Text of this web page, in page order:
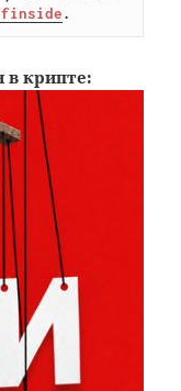
.
в крипте: